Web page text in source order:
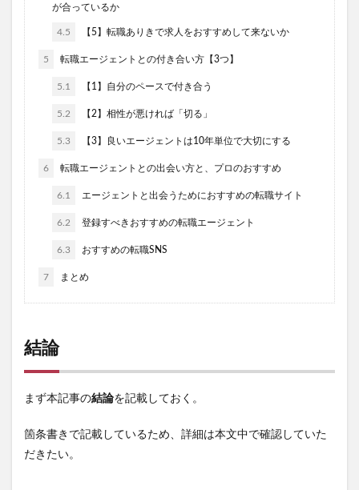
が合っているか
4.5 【5】転職ありきで求人をおすすめして来ないか
5 転職エージェントとの付き合い方【3つ】
5.1 【1】自分のペースで付き合う
5.2 【2】相性が悪ければ「切る」
5.3 【3】良いエージェントは10年単位で大切にする
6 転職エージェントとの出会い方と、プロのおすすめ
6.1 エージェントと出会うためにおすすめの転職サイト
6.2 登録すべきおすすめの転職エージェント
6.3 おすすめの転職SNS
7 まとめ
結論
まず本記事の結論を記載しておく。
箇条書きで記載しているため、詳細は本文中で確認していた
だきたい。